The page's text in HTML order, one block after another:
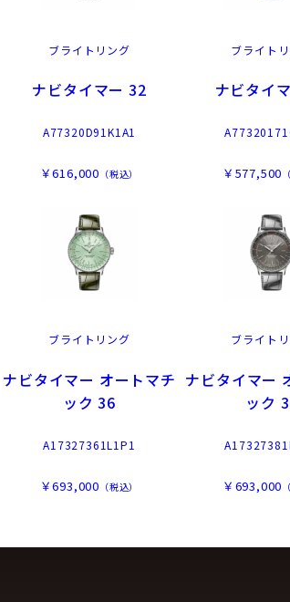
ブライトリング
ナビタイマー 32
A77320D91K1A1
￥616,000 （税込）
ブライト
ナビタイ
￥577,500
ブライトリング
ナビタイマー オートマチ
ック 36
A17327361L1P1
￥693,000 （税込）
ブライト
ナビタイマー
ック
￥693,000